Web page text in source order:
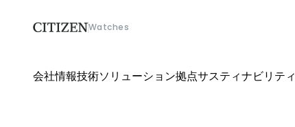
Watches
会社情報
会社情報技術ソリューション拠点サスティナビリティ